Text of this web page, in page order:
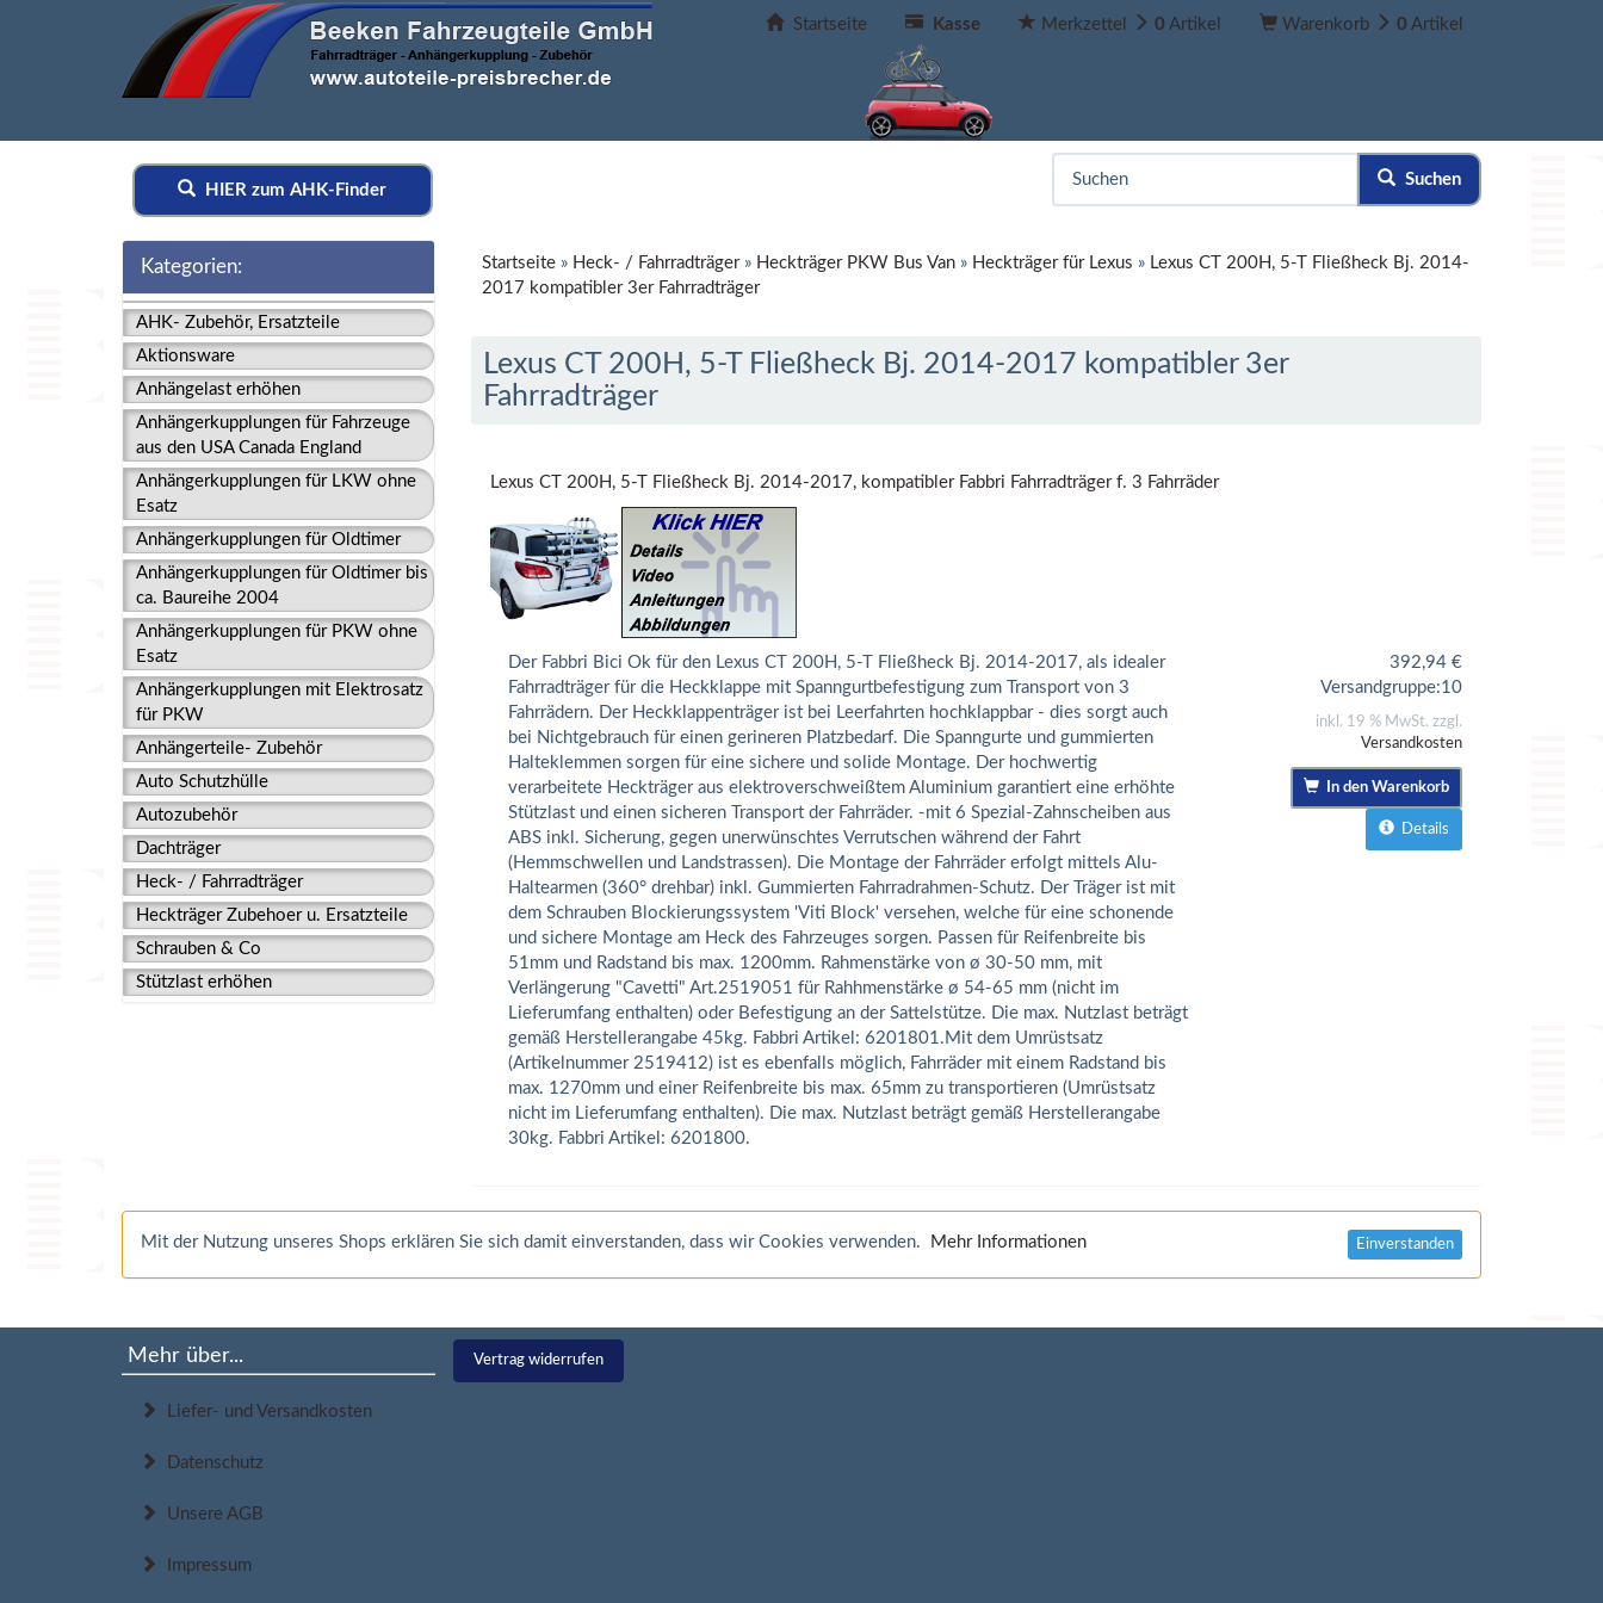
Startseite Kasse Merkzettel 0 Artikel Warenkorb 0 Artikel
Suchen
HIER zum AHK-Finder
Kategorien:
AHK- Zubehör, Ersatzteile
Aktionsware
Anhängelast erhöhen
Anhängerkupplungen für Fahrzeuge
aus den USA Canada England
Anhängerkupplungen für LKW ohne
Esatz
Anhängerkupplungen für Oldtimer
Anhängerkupplungen für Oldtimer bis
ca. Baureihe 2004
Anhängerkupplungen für PKW ohne
Esatz
Anhängerkupplungen mit Elektrosatz
für PKW
Anhängerteile- Zubehör
Auto Schutzhülle
Autozubehör
Dachträger
Heck- / Fahrradträger
Heckträger Zubehoer u. Ersatzteile
Schrauben & Co
Stützlast erhöhen
Startseite» Heck- / Fahrradträger» Heckträger PKW Bus Van» Heckträger für Lexus » Lexus CT 200H, 5-T Fließheck Bj. 2014-
2017 kompatibler 3er Fahrradträger
Lexus CT 200H, 5-T Fließheck Bj. 2014-2017 kompatibler 3er
Fahrradträger
Lexus CT 200H, 5-T Fließheck Bj. 2014-2017, kompatibler Fabbri Fahrradträger f. 3 Fahrräder
Der Fabbri Bici Ok für den Lexus CT 200H, 5-T Fließheck Bj. 2014-2017, als idealer
Fahrradträger für die Heckklappe mit Spanngurtbefestigung zum Transport von 3
Fahrrädern. Der Heckklappenträger ist bei Leerfahrten hochklappbar - dies sorgt auch
bei Nichtgebrauch für einen gerineren Platzbedarf. Die Spanngurte und gummierten
Halteklemmen sorgen für eine sichere und solide Montage. Der hochwertig
verarbeitete Heckträger aus elektroverschweißtem Aluminium garantiert eine erhöhte
Stützlast und einen sicheren Transport der Fahrräder. -mit 6 Spezial-Zahnscheiben aus
ABS inkl. Sicherung, gegen unerwünschtes Verrutschen während der Fahrt
(Hemmschwellen und Landstrassen). Die Montage der Fahrräder erfolgt mittels Alu-
Haltearmen (360° drehbar) inkl. Gummierten Fahrradrahmen-Schutz. Der Träger ist mit
dem Schrauben Blockierungssystem 'Viti Block' versehen, welche für eine schonende
und sichere Montage am Heck des Fahrzeuges sorgen. Passen für Reifenbreite bis
51mm und Radstand bis max. 1200mm. Rahmenstärke von ø 30-50 mm, mit
Verlängerung "Cavetti" Art.2519051 für Rahhmenstärke ø 54-65 mm (nicht im
Lieferumfang enthalten) oder Befestigung an der Sattelstütze. Die max. Nutzlast beträgt
gemäß Herstellerangabe 45kg. Fabbri Artikel: 6201801.Mit dem Umrüstsatz
(Artikelnummer 2519412) ist es ebenfalls möglich, Fahrräder mit einem Radstand bis
max. 1270mm und einer Reifenbreite bis max. 65mm zu transportieren (Umrüstsatz
nicht im Lieferumfang enthalten). Die max. Nutzlast beträgt gemäß Herstellerangabe
30kg. Fabbri Artikel: 6201800.
392,94 €
Versandgruppe:10
inkl. 19 % MwSt. zzgl.
Versandkosten
In den Warenkorb
Details
Mit der Nutzung unseres Shops erklären Sie sich damit einverstanden, dass wir Cookies verwenden. Mehr Informationen Einverstanden
Mehr über...
Liefer- und Versandkosten
Datenschutz
Unsere AGB
Impressum
Vertrag widerrufen